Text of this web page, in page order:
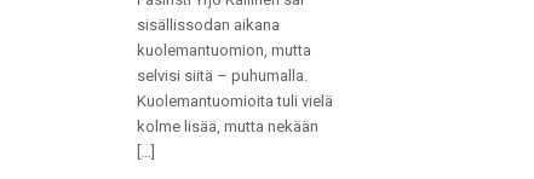
sisällissodan aikana
kuolemantuomion, mutta
selvisi siitä – puhumalla.
Kuolemantuomioita tuli vielä
kolme lisää, mutta nekään
[…]